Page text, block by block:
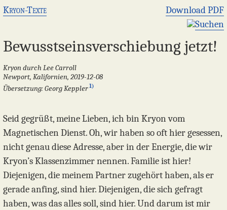
Kryon-Texte
Download PDF
Suchen
Bewusstseins­verschiebung jetzt!
Kryon durch Lee Carroll
Newport, Kalifornien, 2019-12-08
Übersetzung: Georg Keppler1)
Seid gegrüßt, meine Lieben, ich bin Kryon vom
Magnetischen Dienst. Oh, wir haben so oft hier gesessen,
nicht genau diese Adresse, aber in der Energie, die wir
Kryon’s Klassenzimmer nennen. Familie ist hier!
Diejenigen, die meinem Partner zugehört haben, als er
gerade anfing, sind hier. Diejenigen, die sich gefragt
haben, was das alles soll, sind hier. Und darum ist mir